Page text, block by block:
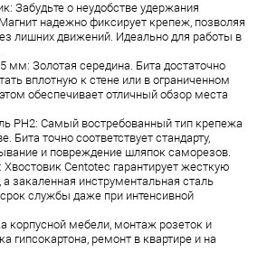
Забудьте о неудобстве удержания
надежно фиксирует крепеж, позволяя
лишних движений. Идеально для работы в
мм: Золотая середина. Бита достаточно
вплотную к стене или в ограниченном
обеспечивает отличный обзор места
PH2: Самый востребованный тип крепежа
Бита точно соответствует стандарту,
и повреждение шляпок саморезов.
Centotec гарантирует жесткую
закаленная инструментальная сталь
службы даже при интенсивной
корпусной мебели, монтаж розеток и
гипсокартона, ремонт в квартире и на